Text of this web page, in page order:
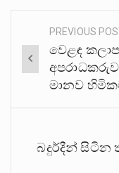
Post
navigation
PREVIOUS
වෙළඳ
මානව
බදුර්දීන් සිටින